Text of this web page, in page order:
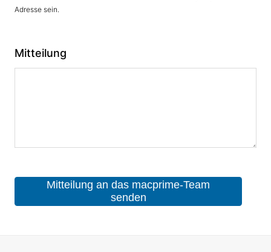
Adresse sein.
Mitteilung
Mitteilung an das macprime-Team
senden